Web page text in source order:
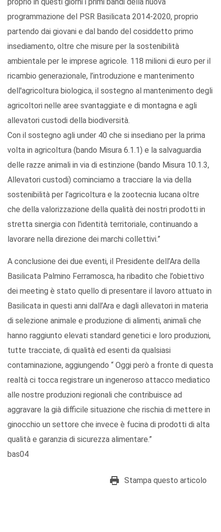
proprio in questi giorni i primi bandi della nuova
programmazione del PSR Basilicata 2014-2020, proprio
partendo dai giovani e dal bando del cosiddetto primo
insediamento, oltre che misure per la sostenibilità
ambientale per le imprese agricole. 118 milioni di euro per il
ricambio generazionale, l’introduzione e mantenimento
dell'agricoltura biologica, il sostegno al mantenimento degli
agricoltori nelle aree svantaggiate e di montagna e agli
allevatori custodi della biodiversità.
Con il sostegno agli under 40 che si insediano per la prima
volta in agricoltura (bando Misura 6.1.1) e la salvaguardia
delle razze animali in via di estinzione (bando Misura 10.1.3,
Allevatori custodi) cominciamo a tracciare la via della
sostenibilità per l’agricoltura e la zootecnia lucana oltre
che della valorizzazione della qualità dei nostri prodotti in
stretta sinergia con l'identità territoriale, continuando a
lavorare nella direzione dei marchi collettivi.”
A conclusione dei due eventi, il Presidente dell’Ara della
Basilicata Palmino Ferramosca, ha ribadito che l’obiettivo
dei meeting è stato quello di presentare il lavoro attuato in
Basilicata in questi anni dall’Ara e dagli allevatori in materia
di selezione animale e produzione di alimenti, animali che
hanno raggiunto elevati standard genetici e loro produzioni,
tutte tracciate, di qualità ed esenti da qualsiasi
contaminazione, aggiungendo “ Oggi però a fronte di questa
realtà ci tocca registrare un ingeneroso attacco mediatico
alle nostre produzioni regionali che contribuisce ad
aggravare la già difficile situazione che rischia di mettere in
ginocchio un settore che invece è fucina di prodotti di alta
qualità e garanzia di sicurezza alimentare.”
bas04
Stampa questo articolo